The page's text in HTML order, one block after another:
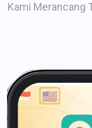
Kami Merancang